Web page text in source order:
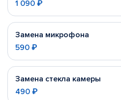
1 090 ₽
Замена микрофона
590 ₽
Замена стекла камеры
490 ₽